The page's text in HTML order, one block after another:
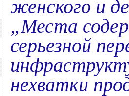
женского и
„Места
серьезной
нехватки